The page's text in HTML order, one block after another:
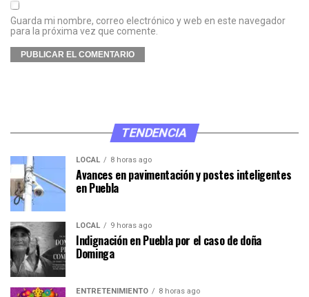
Guarda mi nombre, correo electrónico y web en este navegador
para la próxima vez que comente.
TENDENCIA
LOCAL 8 horas ago
Avances en pavimentación y postes inteligentes
en Puebla
LOCAL 9 horas ago
Indignación en Puebla por el caso de doña
Dominga
ENTRETENIMIENTO 8 horas ago